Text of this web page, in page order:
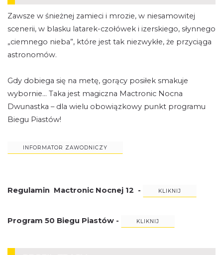
Zawsze w śnieżnej zamieci i mrozie, w niesamowitej
scenerii, w blasku latarek-czołówek i izerskiego, słynnego
„ciemnego nieba”, które jest tak niezwykłe, że przyciąga
astronomów.
Gdy dobiega się na metę, gorący posiłek smakuje
wybornie... Taka jest magiczna Mactronic Nocna
Dwunastka – dla wielu obowiązkowy punkt programu
Biegu Piastów!
INFORMATOR ZAWODNICZY
Regulamin Mactronic Nocnej 12 - KLIKNIJ
Program 50 Biegu Piastów - KLIKNIJ